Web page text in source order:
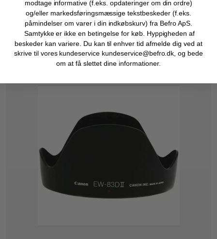
279,00 DKK
139,50 DKK
VIS PRODUKT
modtage informative (f.eks. opdateringer om din ordre)
og/eller markedsføringsmæssige tekstbeskeder (f.eks.
påmindelser om varer i din indkøbskurv) fra Befro ApS.
Samtykke er ikke en betingelse for køb. Hyppigheden af
beskeder kan variere. Du kan til enhver tid afmelde dig ved at
skrive til vores kundeservice kundeservice@befro.dk, og bede
om at få slettet dine informationer.